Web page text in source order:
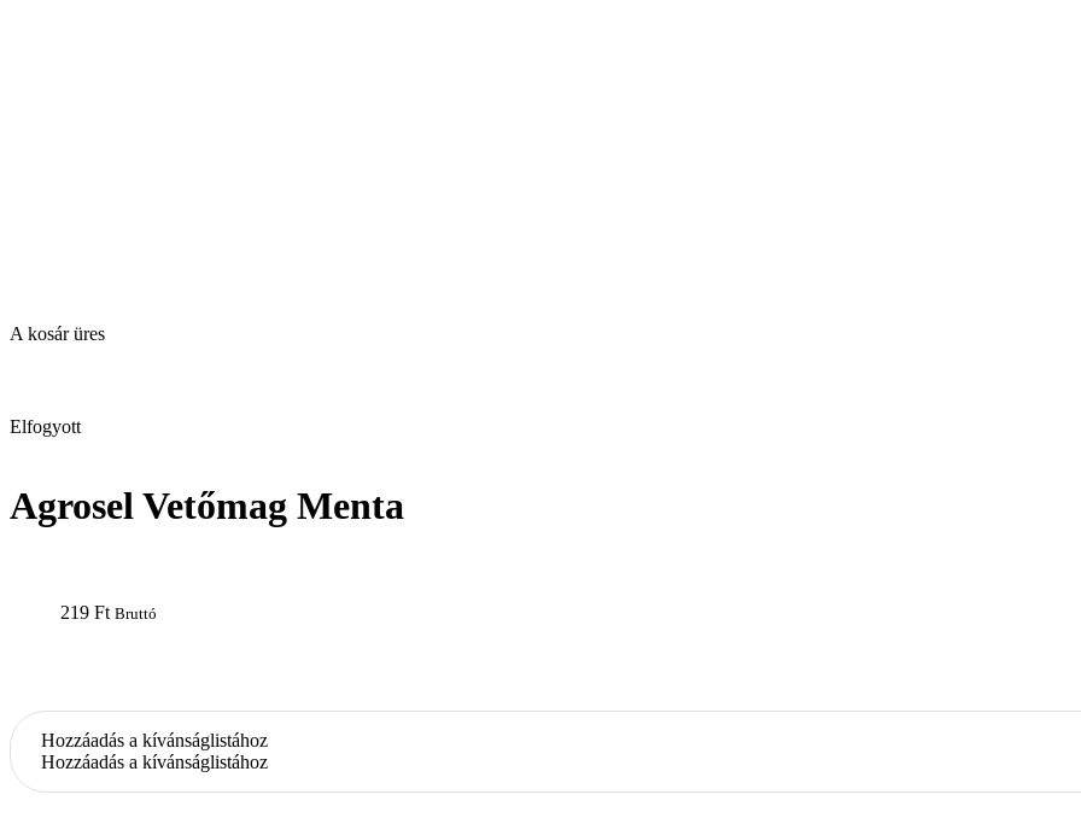
A kosár üres
Agrosel Vetőmag Menta
219 Ft Bruttó
Elfogyott
Hozzáadás a kívánságlistához
Hozzáadás a kívánságlistához